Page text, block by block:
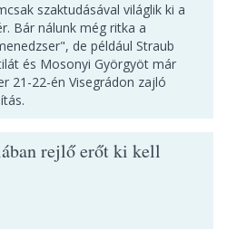
szaktudásával világlik ki a
Bár nálunk még ritka a
de például Straub
és Mosonyi Györgyöt már
21-22-én Visegrádon zajló
rejlő erőt ki kell